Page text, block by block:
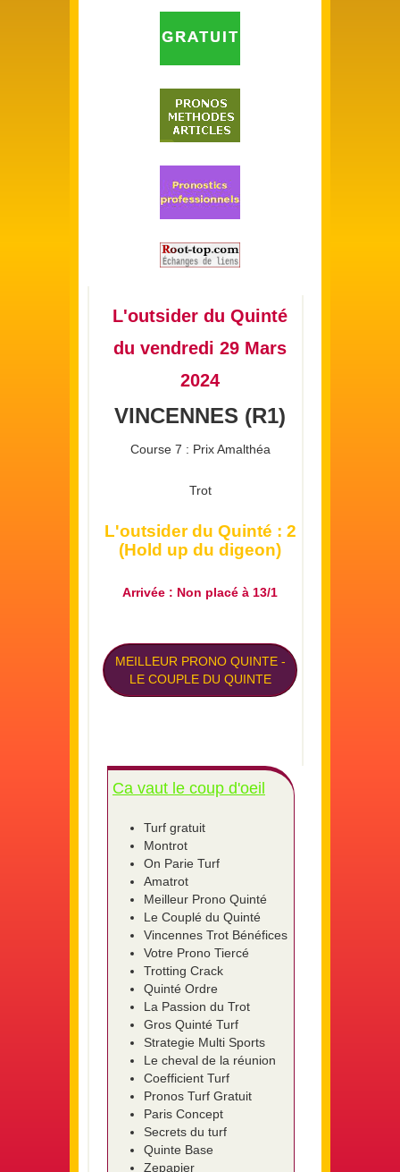
L'outsider du Quinté
du vendredi 29 Mars
2024
VINCENNES (R1)
Course 7 : Prix Amalthéa
Trot
L'outsider du Quinté : 2
(Hold up du digeon)
Arrivée : Non placé à 13/1
MEILLEUR PRONO QUINTE-
LE COUPLE DU QUINTE
Ca vaut le coup d'oeil
Turf gratuit
Montrot
On Parie Turf
Amatrot
Meilleur Prono Quinté
Le Couplé du Quinté
Vincennes Trot Bénéfices
Votre Prono Tiercé
Trotting Crack
Quinté Ordre
La Passion du Trot
Gros Quinté Turf
Strategie Multi Sports
Le cheval de la réunion
Coefficient Turf
Pronos Turf Gratuit
Paris Concept
Secrets du turf
Quinte Base
Zepapier